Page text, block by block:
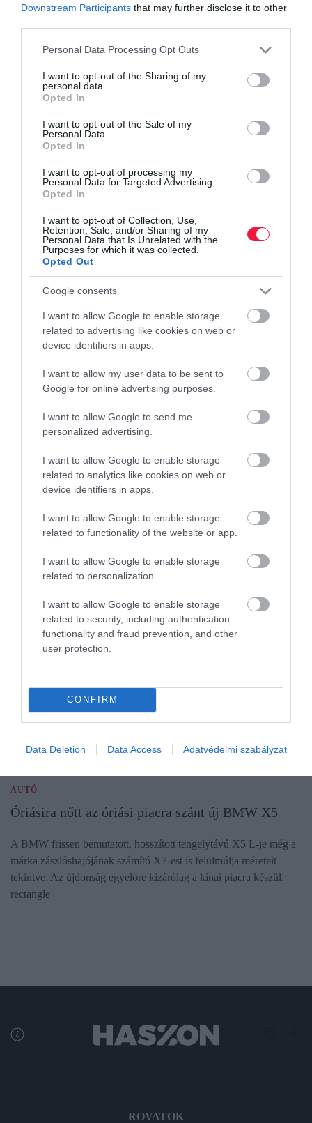
Downstream Participants that may further disclose it to other
Please note that this website/app uses one or more Google
not limited to your visit or usage behaviour. You may click to
grant or deny consent to Google and its third-party tags to
use your data for below specified purposes in below Google
consent section.
Personal Data Processing Opt Outs
I want to opt-out of the Sharing of my
personal data.
Opted In
I want to opt-out of the Sale of my
Personal Data.
Opted In
I want to opt-out of processing my
Personal Data for Targeted Advertising.
Opted In
I want to opt-out of Collection, Use,
Retention, Sale, and/or Sharing of my
Personal Data that Is Unrelated with the
Purposes for which it was collected.
Opted Out
Google consents
I want to allow Google to enable storage
related to advertising like cookies on web or
device identifiers in apps.
I want to allow my user data to be sent to
Google for online advertising purposes.
I want to allow Google to send me
personalized advertising.
I want to allow Google to enable storage
related to analytics like cookies on web or
device identifiers in apps.
I want to allow Google to enable storage
related to functionality of the website or app.
I want to allow Google to enable storage
related to personalization.
I want to allow Google to enable storage
related to security, including authentication
functionality and fraud prevention, and other
user protection.
CONFIRM
Data Deletion Data Access Adatvédelmi szabályzat
Így verik át az autóvásárlókat
Időarányosan megnövekedett az autóvásárlással kapcsolatos
fogyasztói panaszok száma, amelyek a szavatossági és jótállási
vételár…
AUTÓ
Óriásira nőtt az óriási piacra szánt új BMW X5
A BMW frissen bemutatott, hosszított tengelytávú X5 L-je még a
márka zászlóshajójának számító X7-est is felülmúlja méreteit
tekintve. Az újdonság egyelőre kizárólag a kínai piacra készül.
rectangle
ROVATOK